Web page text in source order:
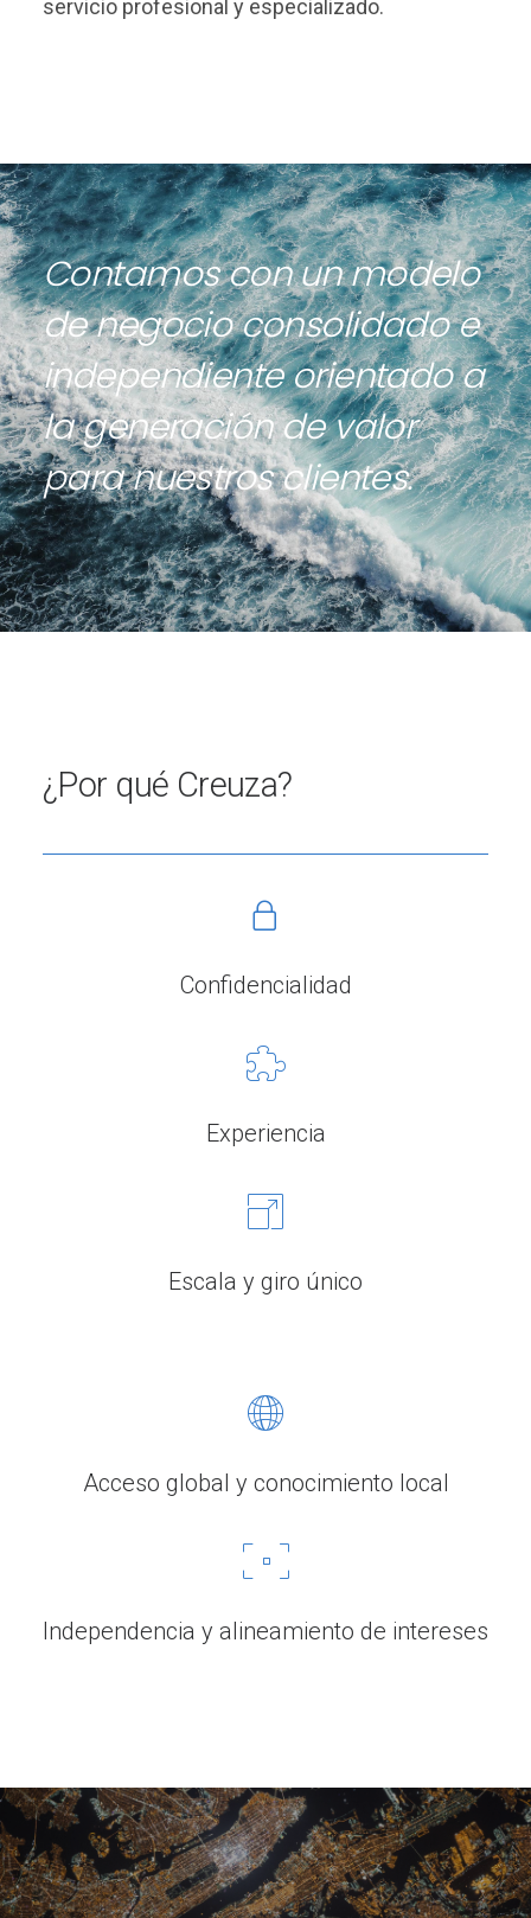
servicio profesional y especializado.
Contamos con un modelo
de negocio consolidado e
independiente orientado a
la generación de valor
para nuestros clientes.
¿Por qué Creuza?
Confidencialidad
Experiencia
Escala y giro único
Acceso global y conocimiento local
Independencia y alineamiento de intereses